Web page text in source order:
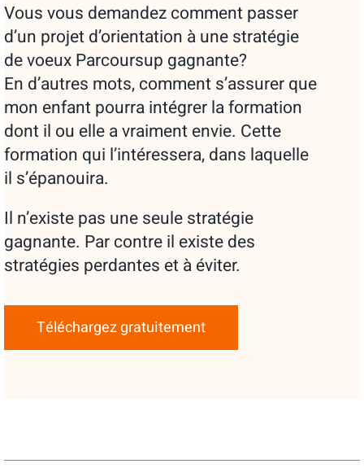
Vous vous demandez comment passer
d’un projet d’orientation à une stratégie
de voeux Parcoursup gagnante?
En d’autres mots, comment s’assurer que
mon enfant pourra intégrer la formation
dont il ou elle a vraiment envie. Cette
formation qui l’intéressera, dans laquelle
il s’épanouira.
Il n’existe pas une seule stratégie
gagnante. Par contre il existe des
stratégies perdantes et à éviter.
Téléchargez gratuitement